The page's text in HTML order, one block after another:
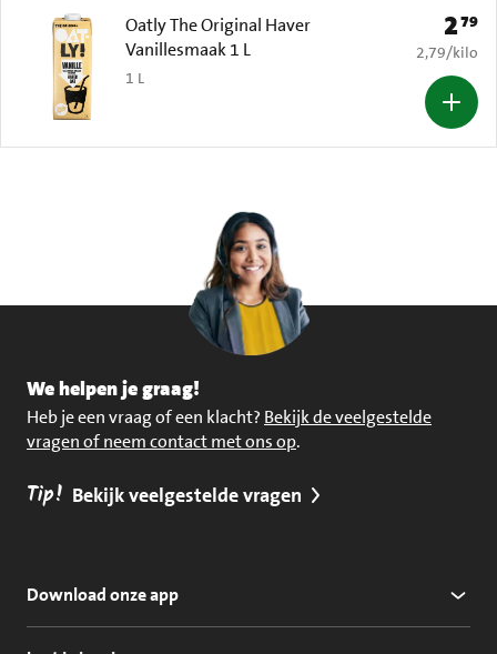
Oatly The Original Haver
Vanillesmaak 1 L
1 L
Prijs:
279
€ 2,79 per
2,79/kilo
We helpen je graag!
Heb je een vraag of een klacht? Bekijk de veelgestelde
vragen of neem contact met ons op.
Tip! Bekijk veelgestelde vragen
Download onze app